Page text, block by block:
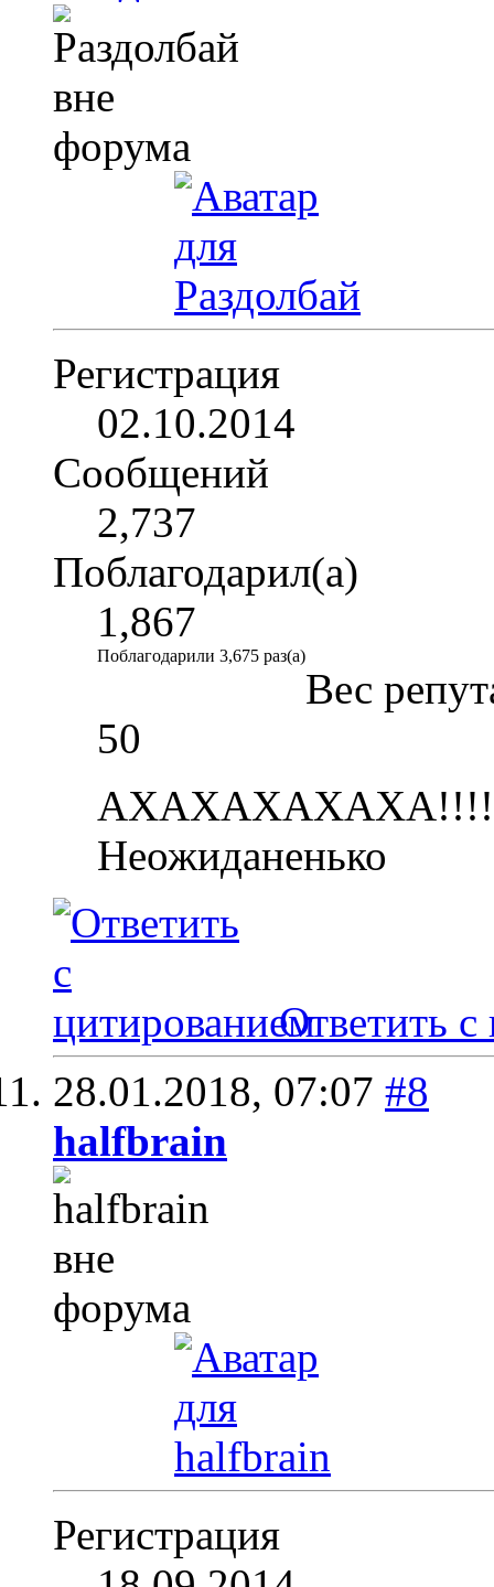
Регистрация
02.10.2014
Сообщений
2,737
Поблагодарил(а)
1,867
Поблагодарили 3,675 раз(а)
Вес
50
АХАХАХАХАХА!!!!
Неожиданенько
Ответить с
28.01.2018, 07:07 #8
halfbrain
Регистрация